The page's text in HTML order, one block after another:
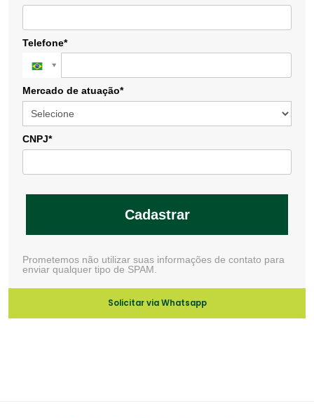
Telefone*
Mercado de atuação*
CNPJ*
Cadastrar
Prometemos não utilizar suas informações de contato para
enviar qualquer tipo de SPAM.
Solicitar via Whatsapp